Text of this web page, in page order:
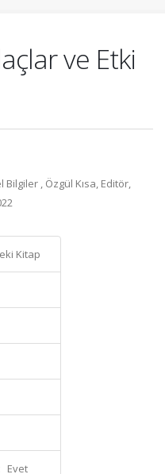
ve Etki
, Özgül Kısa, Editör,
Kitap
Evet